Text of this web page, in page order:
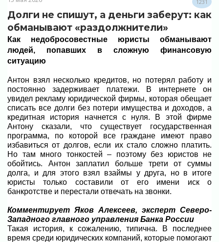
1231
Долги не спишут, а деньги заберут: как
обманывают «раздолжнители»
Как недобросовестные юристы обманывают
людей, попавших в сложную финансовую
ситуацию
Антон взял несколько кредитов, но потерял работу и
постоянно задерживает платежи. В интернете он
увидел рекламу юридической фирмы, которая обещает
списать все долги без потери имущества и доходов, а
кредитная история начнется с нуля. В этой фирме
Антону сказали, что существует государственная
программа, по которой все граждане имеют право
избавиться от долгов, если их стало сложно платить.
Но там много тонкостей – поэтому без юристов не
обойтись. Антон заплатил больше трети от суммы
долга, и для этого взял взаймы у друга, но в итоге
юристы только составили от его имени иск о
банкротстве и перестали отвечать на звонки.
Комментирует Яков Алексеев, эксперт Северо-
Западного главного управления Банка России
Такая история, к сожалению, типична. В последнее
время среди юридических компаний, которые помогают